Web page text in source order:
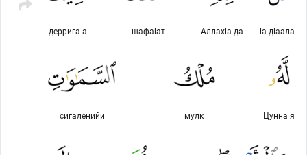
lа дlаала
Аллахlа да
шафаlат
деррига а
Цунна я
мулк
сигаленийи